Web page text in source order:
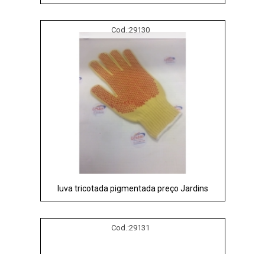
Cod.:29130
luva tricotada pigmentada preço Jardins
Cod.:29131